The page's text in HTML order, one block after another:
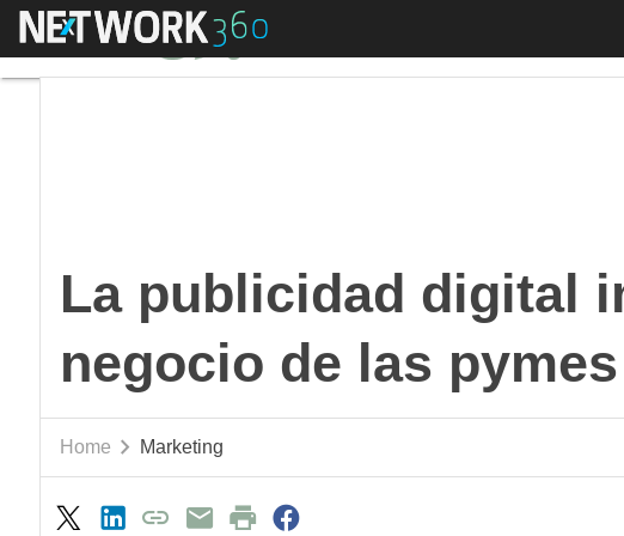
Menú
La publicidad digital
negocio de las pymes
Home Marketing